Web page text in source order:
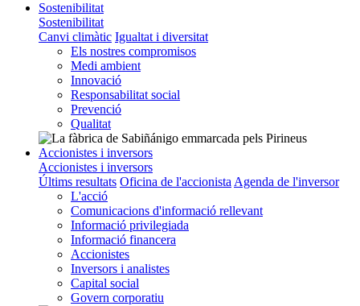
Sostenibilitat
Sostenibilitat
Canvi climàtic Igualtat i diversitat
Els nostres compromisos
Medi ambient
Innovació
Responsabilitat social
Prevenció
Qualitat
Accionistes i inversors
Accionistes i inversors
Últims resultats Oficina de l'accionista Agenda de l'inversor
L'acció
Comunicacions d'informació rellevant
Informació privilegiada
Informació financera
Accionistes
Inversors i analistes
Capital social
Govern corporatiu